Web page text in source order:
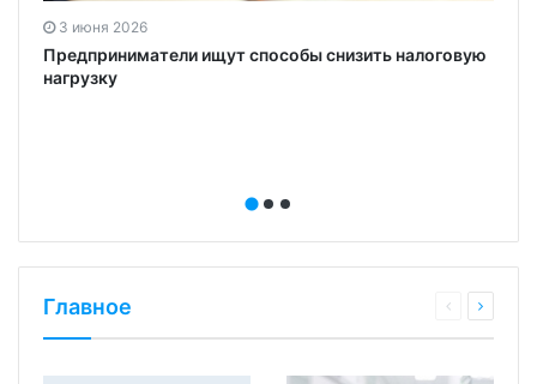
3 июня 2026
Предприниматели ищут способы снизить налоговую
нагрузку
Главное